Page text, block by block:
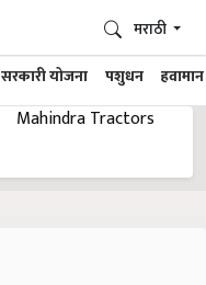
सरकारी योजना पशुधन हवामान
मराठी